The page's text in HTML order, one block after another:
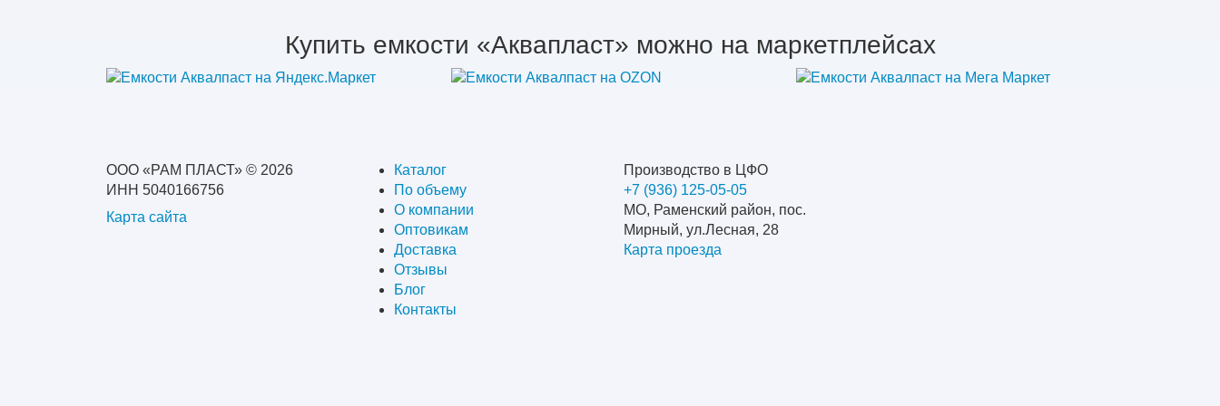
Купить емкости «Аквапласт» можно на маркетплейсах
ООО «РАМ ПЛАСТ» © 2026
ИНН 5040166756
Карта сайта
Каталог
По объему
О компании
Оптовикам
Доставка
Отзывы
Блог
Контакты
Производство в ЦФО
+7 (936) 125-05-05
МО, Раменский район, пос.
Мирный, ул.Лесная, 28
Карта проезда